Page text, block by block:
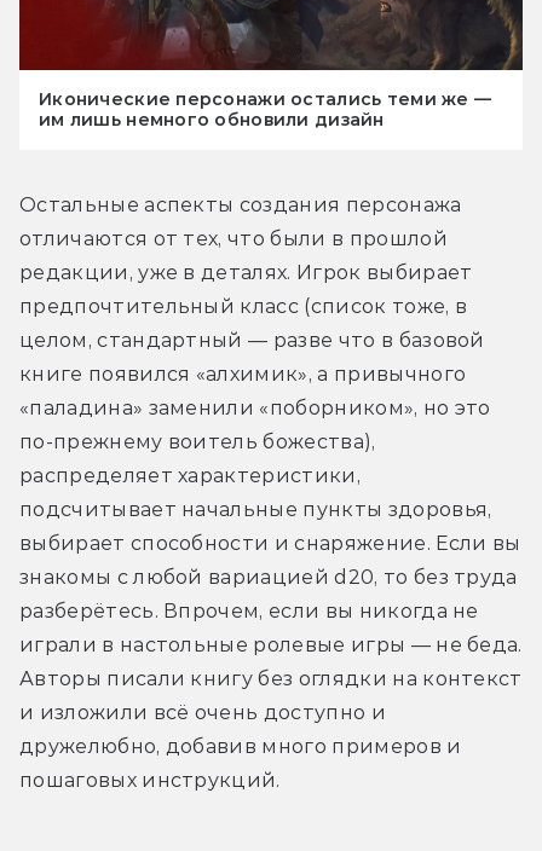
Иконические персонажи остались теми же —
им лишь немного обновили дизайн
Остальные аспекты создания персонажа
отличаются от тех, что были в прошлой
редакции, уже в деталях. Игрок выбирает
предпочтительный класс (список тоже, в
целом, стандартный — разве что в базовой
книге появился «алхимик», а привычного
«паладина» заменили «поборником», но это
по-прежнему воитель божества),
распределяет характеристики,
подсчитывает начальные пункты здоровья,
выбирает способности и снаряжение. Если вы
знакомы с любой вариацией d20, то без труда
разберётесь. Впрочем, если вы никогда не
играли в настольные ролевые игры — не беда.
Авторы писали книгу без оглядки на контекст
и изложили всё очень доступно и
дружелюбно, добавив много примеров и
пошаговых инструкций.